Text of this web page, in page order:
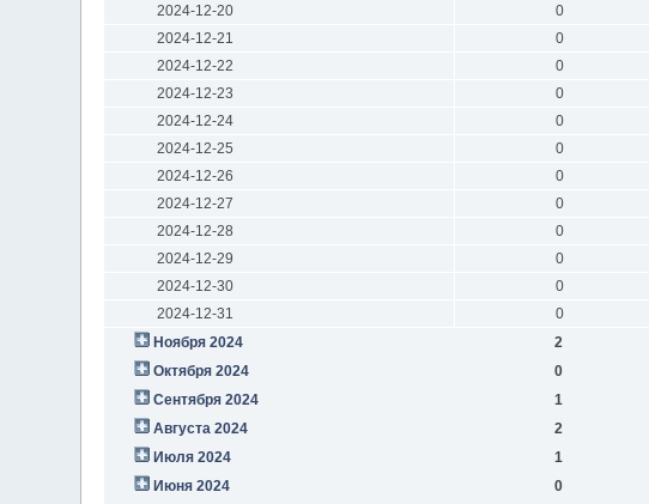
2024-12-20
0
2024-12-21
0
2024-12-22
0
2024-12-23
0
2024-12-24
0
2024-12-25
0
2024-12-26
0
2024-12-27
0
2024-12-28
0
2024-12-29
0
2024-12-30
0
2024-12-31
0
Ноября 2024
2
Октября 2024
0
Сентября 2024
1
Августа 2024
2
Июля 2024
1
Июня 2024
0